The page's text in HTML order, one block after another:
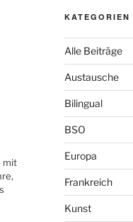
mit
KATEGORIEN
Alle Beiträge
Austausche
Bilingual
BSO
Europa
Frankreich
Kunst